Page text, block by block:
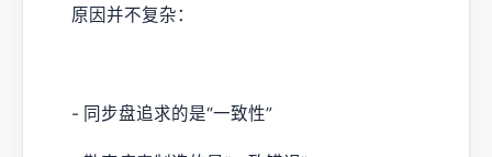
原因并不复杂：
- 同步盘追求的是“一致性”